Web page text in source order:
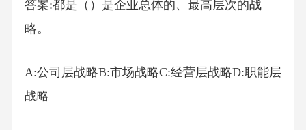
答案:都是（）是企业总体的、最高层次的战
略。
A:公司层战略B:市场战略C:经营层战略D:职能层
战略